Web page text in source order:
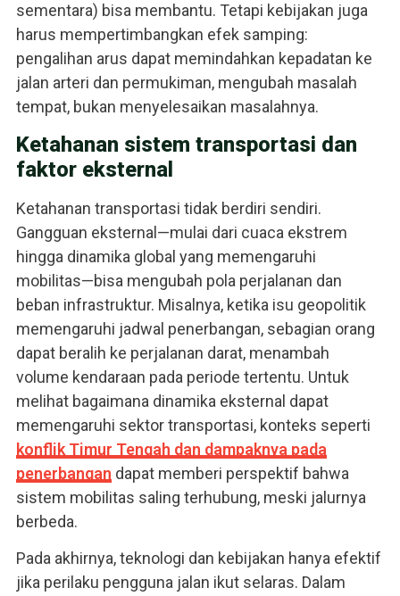
sementara) bisa membantu. Tetapi kebijakan juga
harus mempertimbangkan efek samping:
pengalihan arus dapat memindahkan kepadatan ke
jalan arteri dan permukiman, mengubah masalah
tempat, bukan menyelesaikan masalahnya.
Ketahanan sistem transportasi dan
faktor eksternal
Ketahanan transportasi tidak berdiri sendiri.
Gangguan eksternal—mulai dari cuaca ekstrem
hingga dinamika global yang memengaruhi
mobilitas—bisa mengubah pola perjalanan dan
beban infrastruktur. Misalnya, ketika isu geopolitik
memengaruhi jadwal penerbangan, sebagian orang
dapat beralih ke perjalanan darat, menambah
volume kendaraan pada periode tertentu. Untuk
melihat bagaimana dinamika eksternal dapat
memengaruhi sektor transportasi, konteks seperti
konflik Timur Tengah dan dampaknya pada
penerbangan dapat memberi perspektif bahwa
sistem mobilitas saling terhubung, meski jalurnya
berbeda.
Pada akhirnya, teknologi dan kebijakan hanya efektif
jika perilaku pengguna jalan ikut selaras. Dalam